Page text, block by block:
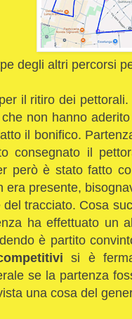
degli altri percorsi
il ritiro dei
non hanno
il bonifico.
consegnato il
però è stato fatto
era presente,
tracciato. Cosa
ha effettuato un
è partito
si è
se la partenza
una cosa del